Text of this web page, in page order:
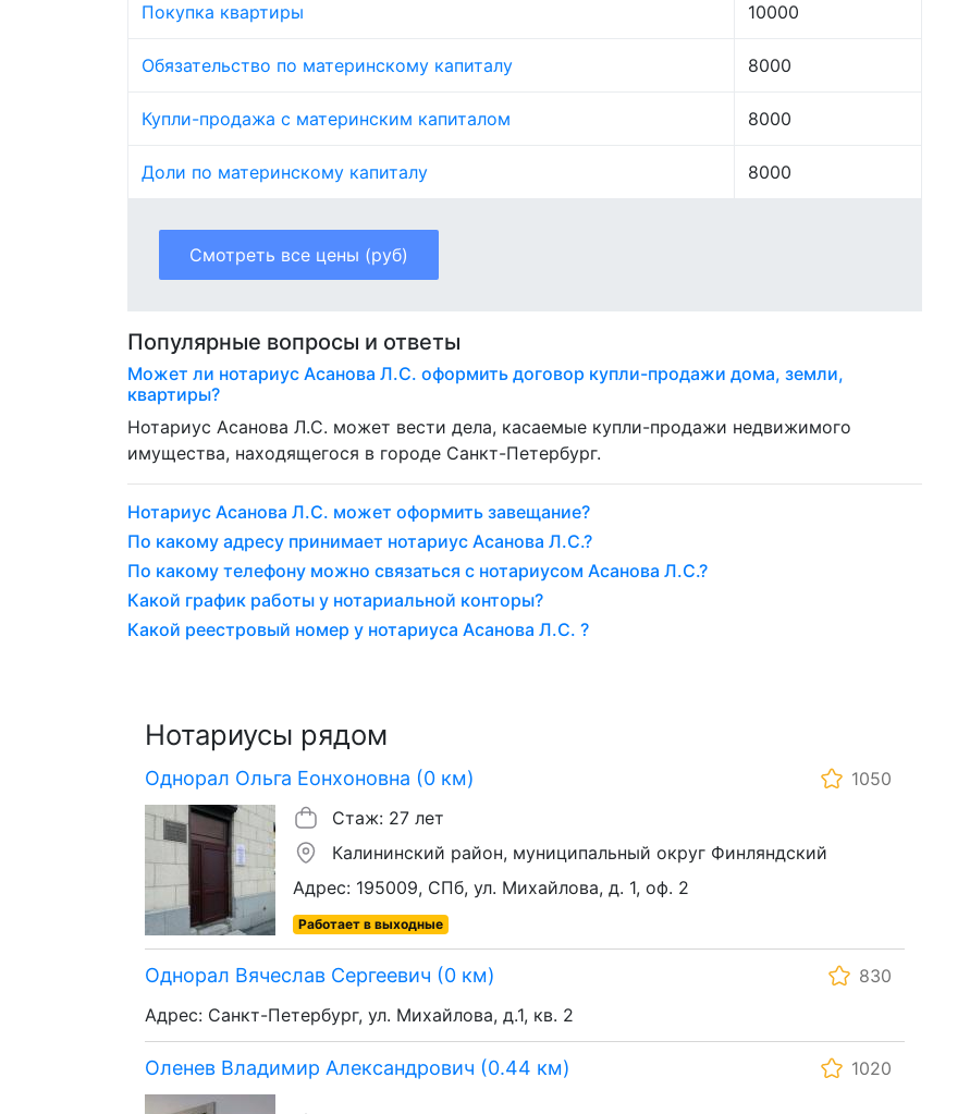
Покупка квартиры 10000
Обязательство по материнскому капиталу 8000
Купли-продажа с материнским капиталом 8000
Доли по материнскому капиталу 8000
Смотреть все цены (руб)
Популярные вопросы и ответы
Может ли нотариус Асанова Л.С. оформить договор купли-продажи дома, земли,
квартиры?
Нотариус Асанова Л.С. может вести дела, касаемые купли-продажи недвижимого
имущества, находящегося в городе Санкт-Петербург.
Нотариус Асанова Л.С. может оформить завещание?
По какому адресу принимает нотариус Асанова Л.С.?
По какому телефону можно связаться с нотариусом Асанова Л.С.?
Какой график работы у нотариальной конторы?
Какой реестровый номер у нотариуса Асанова Л.С. ?
Нотариусы рядом
Однорал Ольга Еонхоновна (0 км)
1050
Стаж: 27 лет
Калининский район, муниципальный округ Финляндский
Адрес: 195009, СПб, ул. Михайлова, д. 1, оф. 2
Работает в выходные
Однорал Вячеслав Сергеевич (0 км)
830
Адрес: Санкт-Петербург, ул. Михайлова, д.1, кв. 2
Оленев Владимир Александрович (0.44 км) 1020